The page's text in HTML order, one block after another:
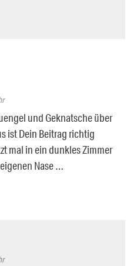
und Geknatsche über
ist Dein Beitrag richtig
mal in ein dunkles Zimmer
Nase …